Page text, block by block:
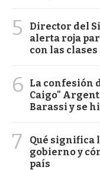
5
Director del
alerta roja
con las clases
6
La confesión
Caigo"
Barassi y se
7
Qué significa
gobierno y
país